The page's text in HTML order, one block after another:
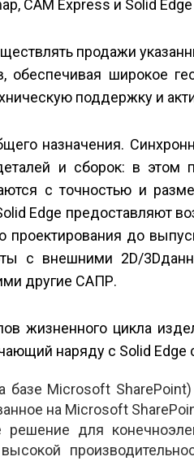
CAM Express и Solid
продажи
обеспечивая широкое
поддержку и
назначения.
и сборок: в этом
с точностью и
Edge предоставляют
проектирования до
с внешними 2D/
другие САПР.
жизненного цикла
наряду с Solid
базе Microsoft
на Microsoft
решение для